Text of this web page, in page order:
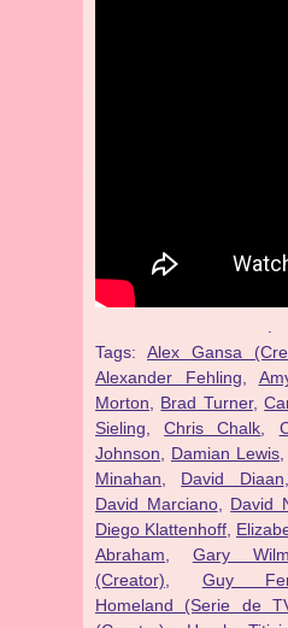
Tags: Alex Gansa
Alexander Fehling
Morton
Brad Turner,
Sieling ,Chris Chalk
Johnson
Damian Lewis
Minahan
David Diaan
David Marciano, David
Diego Klattenhoff
Abraham
Gary
(Creator)
Guy
Homeland (Serie de